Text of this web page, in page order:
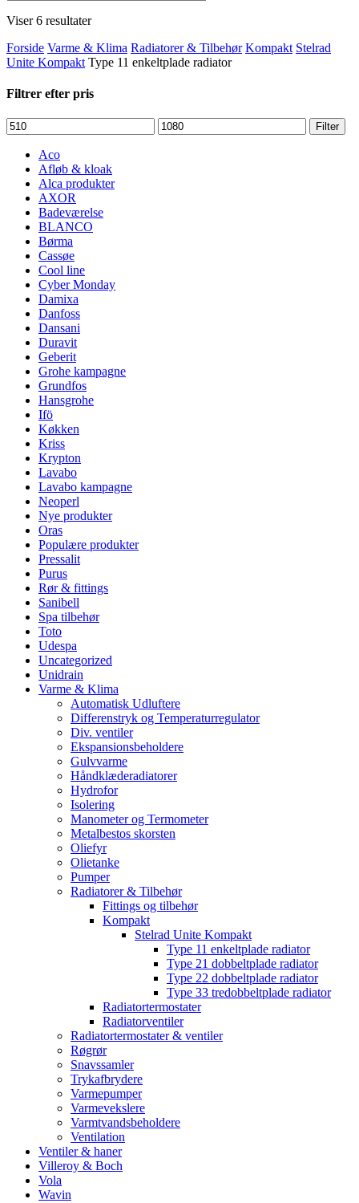
Viser 6 resultater
Forside Varme & Klima Radiatorer & Tilbehør Kompakt Stelrad
Unite Kompakt Type 11 enkeltplade radiator
Filtrer efter pris
Mindste
pris
Højeste
pris
Filter
Aco
Afløb & kloak
Alca produkter
AXOR
Badeværelse
BLANCO
Børma
Cassøe
Cool line
Cyber Monday
Damixa
Danfoss
Dansani
Duravit
Geberit
Grohe kampagne
Grundfos
Hansgrohe
Ifö
Køkken
Kriss
Krypton
Lavabo
Lavabo kampagne
Neoperl
Nye produkter
Oras
Populære produkter
Pressalit
Purus
Rør & fittings
Sanibell
Spa tilbehør
Toto
Udespa
Uncategorized
Unidrain
Varme & Klima
Automatisk Udluftere
Differenstryk og Temperaturregulator
Div. ventiler
Ekspansionsbeholdere
Gulvvarme
Håndklæderadiatorer
Hydrofor
Isolering
Manometer og Termometer
Metalbestos skorsten
Oliefyr
Olietanke
Pumper
Radiatorer & Tilbehør
Fittings og tilbehør
Kompakt
Stelrad Unite Kompakt
Type 11 enkeltplade radiator
Type 21 dobbeltplade radiator
Type 22 dobbeltplade radiator
Type 33 tredobbeltplade radiator
Radiatortermostater
Radiatorventiler
Radiatortermostater & ventiler
Røgrør
Snavssamler
Trykafbrydere
Varmepumper
Varmevekslere
Varmtvandsbeholdere
Ventilation
Ventiler & haner
Villeroy & Boch
Vola
Wavin